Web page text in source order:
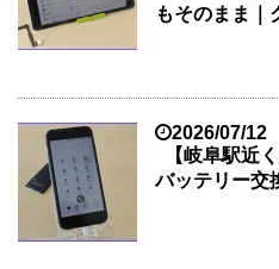
もそのまま｜
2026/07/12
【岐阜駅近
バッテリー交